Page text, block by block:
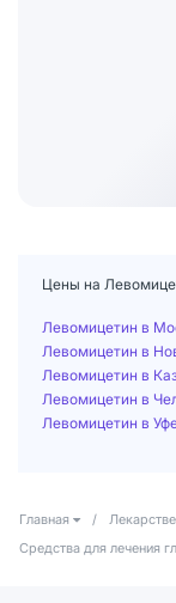
Цены на
Левомицетин в
Левомицетин в
Левомицетин в
Левомицетин в
Левомицетин в
Главная /
Средства для лечения